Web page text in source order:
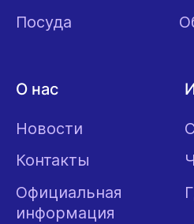
Посуда
О нас
Новости
Контакты
Официальная
информация